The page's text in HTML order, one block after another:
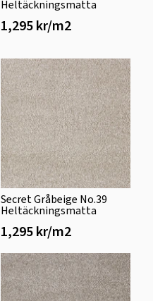
Heltäckningsmatta
1,295 kr/m2
Secret Gråbeige No.39
Heltäckningsmatta
1,295 kr/m2